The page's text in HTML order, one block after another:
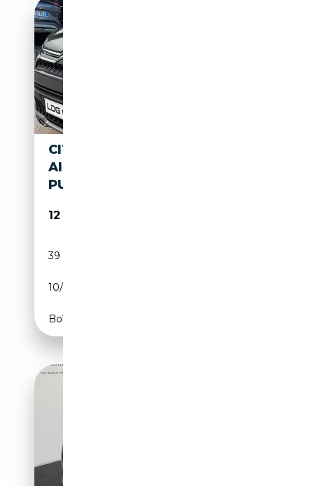
CITROEN C3 AIRCROSS C3
AIRCROSS I 2021 1.2
PURETECH SHINE PACK S
12 900€
39 000 km
10/2022
Boîte manuelle